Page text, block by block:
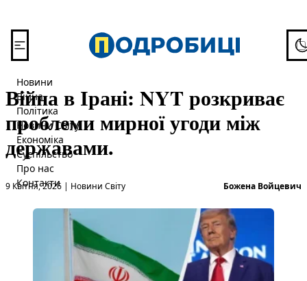
Новини
Війна
Політика
Новини Світу
Економіка
Суспільство
Про нас
Контакти
Війна в Ірані: NYT розкриває
проблеми мирної угоди між
державами.
9 Квітня, 2026 |
Опубліковано вНовини Світу Божена Войцевич